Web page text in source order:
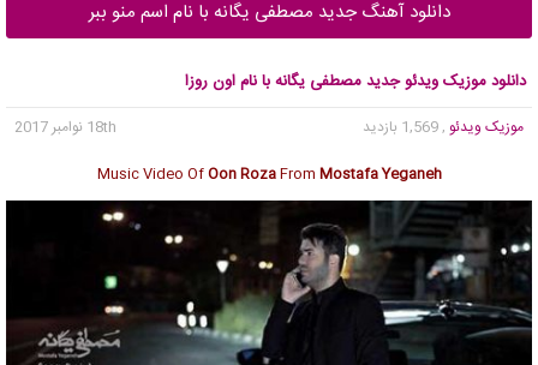
دانلود آهنگ جدید مصطفی یگانه با نام اسم منو ببر
دانلود موزیک ویدئو جدید مصطفی یگانه با نام اون روزا
موزیک ویدئو , 1,569 بازدید
18th نوامبر 2017
Music Video OfOon RozaFrom Mostafa Yeganeh